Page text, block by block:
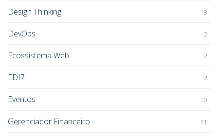
Design Thinking 13
DevOps 2
Ecossistema Web 2
EDI7 2
Eventos 10
Gerenciador Financeiro 11